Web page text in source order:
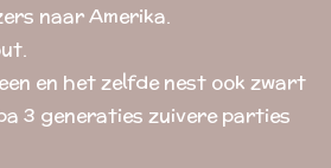
naar Amerika.
en het zelfde nest ook zwart
3 generaties zuivere parties